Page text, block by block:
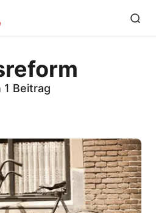
1 Beitrag